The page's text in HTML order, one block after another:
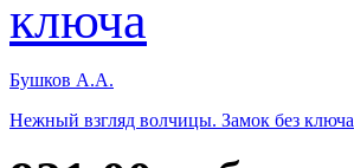
Бушков А.А.
Нежный взгляд волчицы. Замок без ключа